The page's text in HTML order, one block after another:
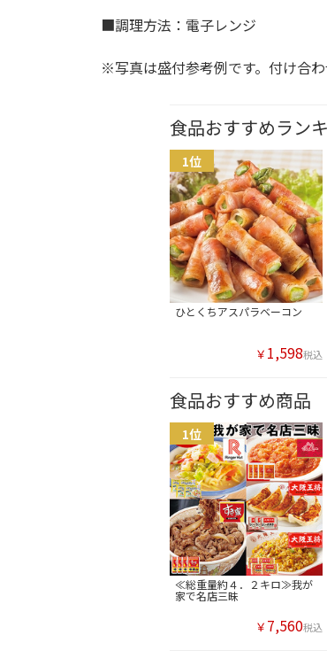
■調理方法：電子レンジ
※写真は盛付参考例です。付け合
食品おすすめラン
ひとくちアスパラベーコン
￥ 1,598税込
食品おすすめ商品
≪総重量約４．２キロ≫我が
家で名店三昧
￥ 7,560税込